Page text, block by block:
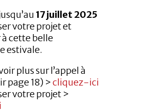
17 juillet 2025
votre projet et
cette belle
estivale.
plus sur l’appel à
page 18) >cliquez-ici
votre projet >